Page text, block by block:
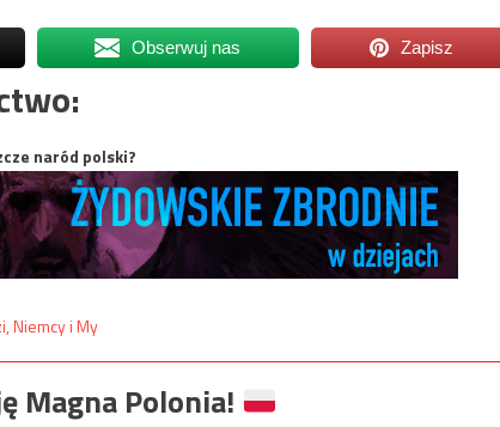
Obserwuj nas Zapisz
naród polski?
Magna Polonia!